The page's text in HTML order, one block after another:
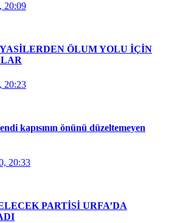
20:09
ÖLUM YOLU İÇİN
20:23
kapısının önünü düzeltemeyen
20:33
PARTİSİ URFA’DA